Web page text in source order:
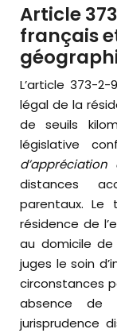
Article
français
L’article 373-
légal de la
de seuils
législative
d’appréciation
distances
parentaux. Le
résidence de
au domicile
juges le soin
circonstances
absence de
jurisprudence